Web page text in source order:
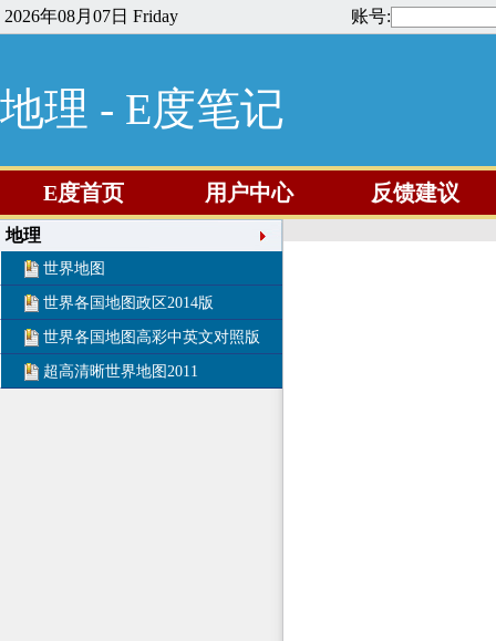
2026年08月07日 Friday 账号:
地理 - E度笔记
E度首页 用户中心 反馈建议
地理
世界地图
世界各国地图政区2014版
世界各国地图高彩中英文对照版
超高清晰世界地图2011